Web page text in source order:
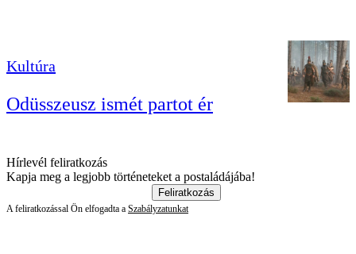
Kultúra
Odüsszeusz ismét partot ér
Hírlevél feliratkozás
Kapja meg a legjobb történeteket a postaládájába!
Feliratkozás
A feliratkozással Ön elfogadta a Szabályzatunkat